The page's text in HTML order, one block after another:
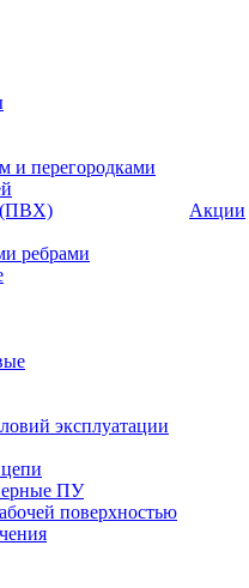
и перегородками
(ПВХ)
ребрами
эксплуатации
ПУ
поверхностью
Акции